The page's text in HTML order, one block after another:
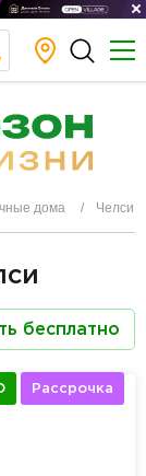
дома Челси
бесплатно
Рассрочка